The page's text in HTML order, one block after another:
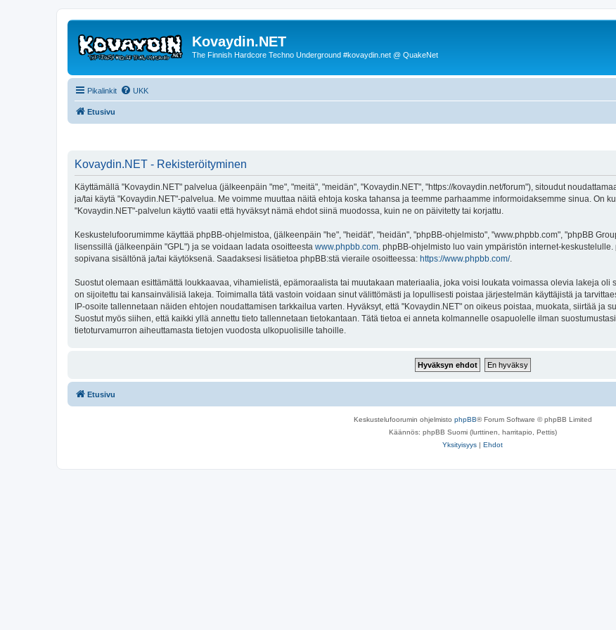
Kovaydin.NET
The Finnish Hardcore Techno Underground #kovaydin.net @ QuakeNet
Pikalinkit UKK
Etusivu
Kovaydin.NET - Rekisteröityminen
Käyttämällä "Kovaydin.NET" palvelua (jälkeenpäin "me", "meitä", "meidän", "Kovaydin.NET", "https://kovaydin.net/forum"), sitoudut
ja/tai käytä "Kovaydin.NET"-palvelua. Me voimme muuttaa näitä ehtoja koska tahansa ja teemme parhaamme informoidaksemme sinua. On
"Kovaydin.NET"-palvelun käyttö vaatii että hyväksyt nämä ehdot siinä muodossa, kuin ne on päivitetty tai korjattu.
Keskustelufoorumimme käyttää phpBB-ohjelmistoa, (jälkeenpäin "he", "heidät", "heidän", "phpBB-ohjelmisto", "www.phpbb.com", "phpBB
lisenssillä (jälkeenpäin "GPL") ja se voidaan ladata osoitteesta www.phpbb.com. phpBB-ohjelmisto luo vain ympäristön internet-
sopivana sisältönä ja/tai käytöksenä. Saadaksesi lisätietoa phpBB:stä vieraile osoitteessa: https://www.phpbb.com/.
Suostut olemaan esittämättä loukkaavaa, vihamielistä, epämoraalista tai muutakaan materiaalia, joka voisi loukata voimassa olevia lakeja
on sijoitettu tai kansainvälisiä lakeja. Toimimalla tätä vastoin voidaan sinut välittömästi ja lopullisesti poistaa järjestelmän käyttäjistä ja
IP-osoite tallennetaan näiden ehtojen noudattamisen tarkkailua varten. Hyväksyt, että "Kovaydin.NET" on oikeus poistaa, muokata, siirtää ja
Suostut myös siihen, että kaikki yllä annettu tieto tallennetaan tietokantaan. Tätä tietoa ei anneta kolmannelle osapuolelle ilman
tietoturvamurron aiheuttamasta tietojen vuodosta ulkopuolisille tahoille.
Etusivu
Keskustelufoorumin ohjelmisto phpBB® Forum Software © phpBB Limited
Käännös: phpBB Suomi (lurttinen, harritapio, Pettis)
Yksityisyys | Ehdot